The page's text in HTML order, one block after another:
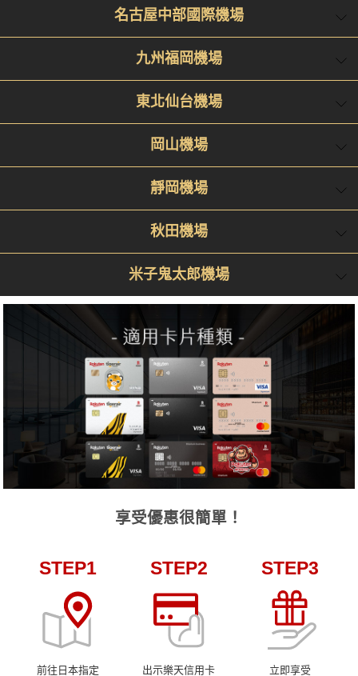
名古屋中部國際機場
九州福岡機場
東北仙台機場
岡山機場
靜岡機場
秋田機場
米子鬼太郎機場
享受優惠很簡單！
STEP1
前往日本指定
STEP2
出示樂天信用卡
STEP3
立即享受